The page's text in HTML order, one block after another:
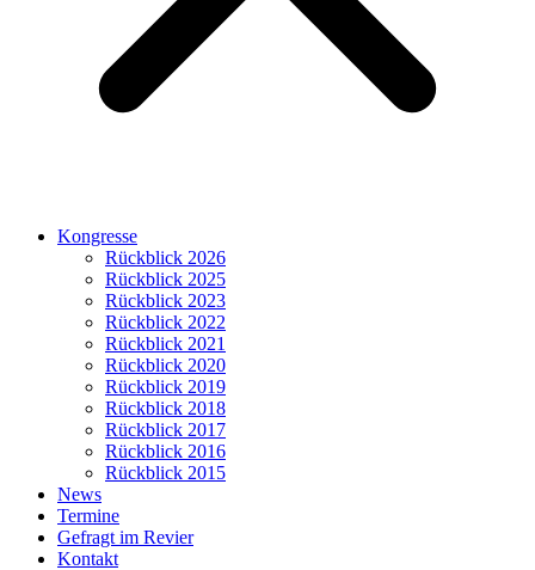
Kongresse
Rückblick 2026
Rückblick 2025
Rückblick 2023
Rückblick 2022
Rückblick 2021
Rückblick 2020
Rückblick 2019
Rückblick 2018
Rückblick 2017
Rückblick 2016
Rückblick 2015
News
Termine
Gefragt im Revier
Kontakt